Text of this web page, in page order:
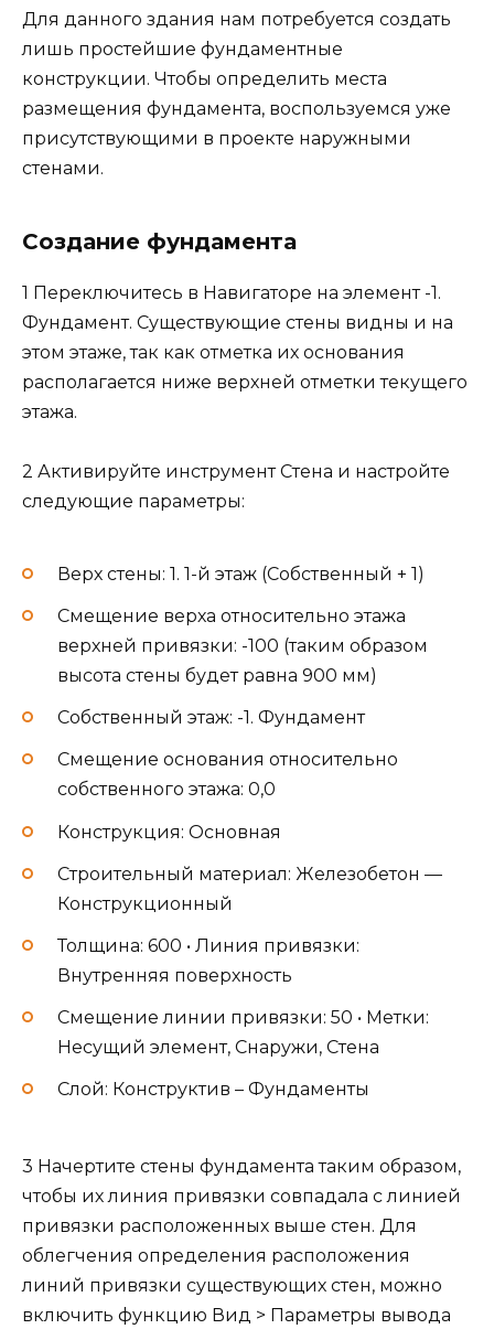
Для данного здания нам потребуется создать
лишь простейшие фундаментные
конструкции. Чтобы определить места
размещения фундамента, воспользуемся уже
присутствующими в проекте наружными
стенами.
Создание фундамента
1 Переключитесь в Навигаторе на элемент -1.
Фундамент. Существующие стены видны и на
этом этаже, так как отметка их основания
располагается ниже верхней отметки текущего
этажа.
2 Активируйте инструмент Стена и настройте
следующие параметры:
Верх стены: 1. 1-й этаж (Собственный + 1)
Смещение верха относительно этажа
верхней привязки: -100 (таким образом
высота стены будет равна 900 мм)
Собственный этаж: -1. Фундамент
Смещение основания относительно
собственного этажа: 0,0
Конструкция: Основная
Строительный материал: Железобетон —
Конструкционный
Толщина: 600 • Линия привязки:
Внутренняя поверхность
Смещение линии привязки: 50 • Метки:
Несущий элемент, Снаружи, Стена
Слой: Конструктив – Фундаменты
3 Начертите стены фундамента таким образом,
чтобы их линия привязки совпадала с линией
привязки расположенных выше стен. Для
облегчения определения расположения
линий привязки существующих стен, можно
включить функцию Вид > Параметры вывода